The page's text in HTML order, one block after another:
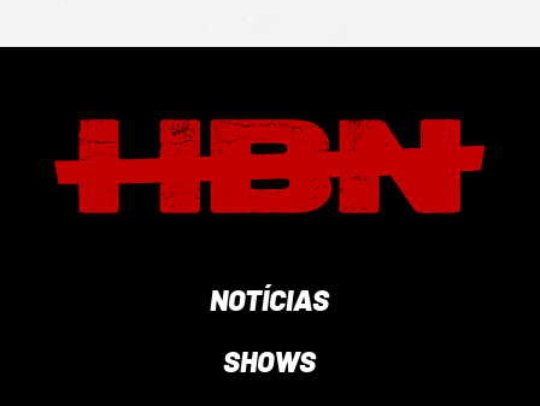
NOTÍCIAS
SHOWS